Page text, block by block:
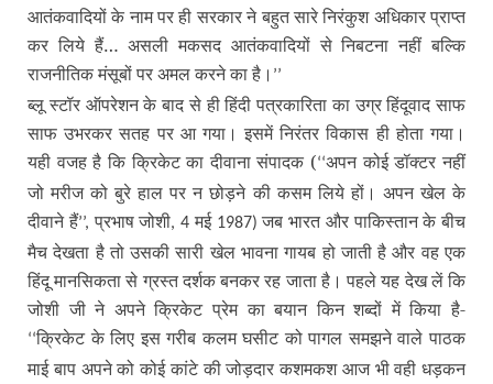
आतंकवादियों के नाम पर ही सरकार ने बहुत सारे निरंकुश अधिकार प्राप्त
कर लिये हैं… असली मकसद आतंकवादियों से निबटना नहीं बल्कि
राजनीतिक मंसूबों पर अमल करने का है। ’’
ब्लू स्टॉर ऑपरेशन के बाद से ही हिंदी पत्रकारिता का उग्र हिंदूवाद साफ
साफ उभरकर सतह पर आ गया। इसमें निरंतर विकास ही होता गया।
यही वजह है कि क्रिकेट का दीवाना संपादक (‘‘अपन कोई डॉक्टर नहीं
जो मरीज को बुरे हाल पर न छोड़ने की कसम लिये हों। अपन खेल के
दीवाने हैं’’,प्रभाष जोशी, 4 मई 1987)जब भारत और पाकिस्तान के बीच
मैच देखता है तो उसकी सारी खेल भावना गायब हो जाती है और वह एक
हिंदू मानसिकता से ग्रस्त दर्शक बनकर रह जाता है। पहले यह देख लें कि
जोशी जी ने अपने क्रिकेट प्रेम का बयान किन शब्दों में किया है-
‘‘क्रिकेट के लिए इस गरीब कलम घसीट को पागल समझने वाले पाठक
माई बाप अपने को कोई कांटे की जोड़दार कशमकश आज भी वही धड़कन